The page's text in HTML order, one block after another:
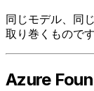
同じモデル、同
取り巻くものです
Azure